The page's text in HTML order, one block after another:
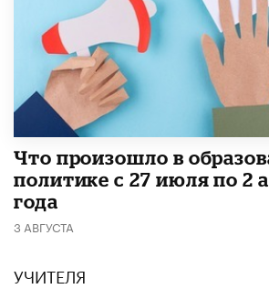
​Что произошло в
политике с 27 июля по 2
года
3 АВГУСТА
УЧИТЕЛЯ